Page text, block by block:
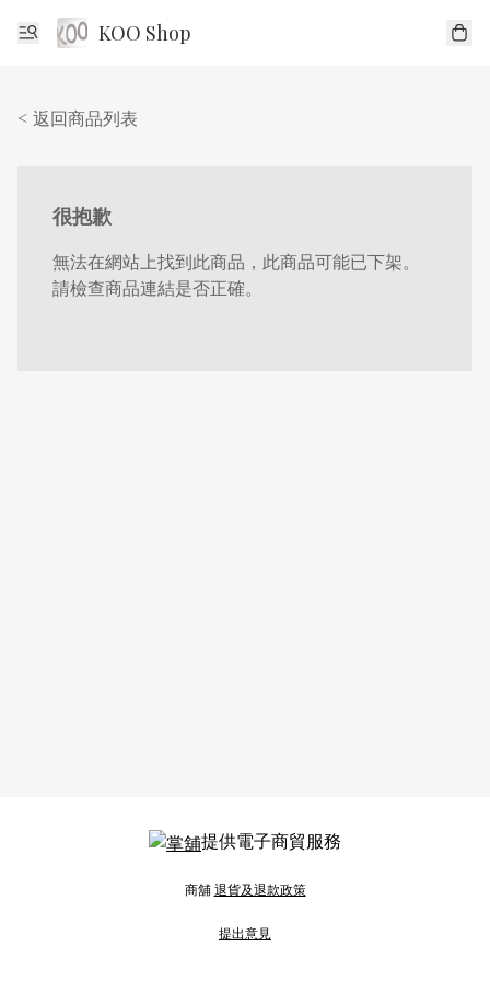
KOO Shop
< 返回商品列表
很抱歉
無法在網站上找到此商品，此商品可能已下架。
請檢查商品連結是否正確。
提供電子商貿服務
商舖退貨及退款政策
提出意見